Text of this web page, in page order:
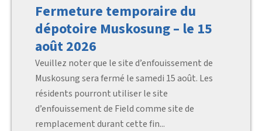
Fermeture temporaire du
dépotoire Muskosung – le 15
août 2026
Veuillez noter que le site d’enfouissement de
Muskosung sera fermé le samedi 15 août. Les
résidents pourront utiliser le site
d’enfouissement de Field comme site de
remplacement durant cette fin...